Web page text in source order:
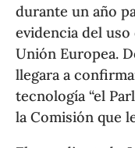
durante un año
evidencia del
Unión Europea.
llegara a
tecnología “el
la Comisión que